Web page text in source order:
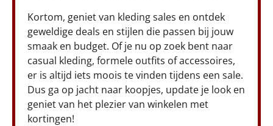
Kortom, geniet van kleding sales en ontdek
geweldige deals en stijlen die passen bij jouw
smaak en budget. Of je nu op zoek bent naar
casual kleding, formele outfits of accessoires,
er is altijd iets moois te vinden tijdens een sale.
Dus ga op jacht naar koopjes, update je look en
geniet van het plezier van winkelen met
kortingen!